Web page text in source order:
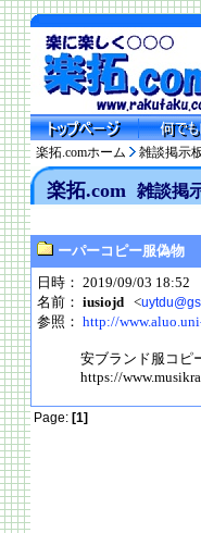
楽拓.comホーム 雑談掲示
楽拓.com 雑談掲
ーパーコピー服偽物
日時： 2019/09/03 18:52
名前： iusiojd <
参照： http://
安ブランド服コピ
https://
Page: [1]